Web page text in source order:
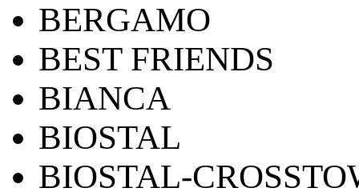
BERGAMO
BEST FRIENDS
BIANCA
BIOSTAL
BIOSTAL-